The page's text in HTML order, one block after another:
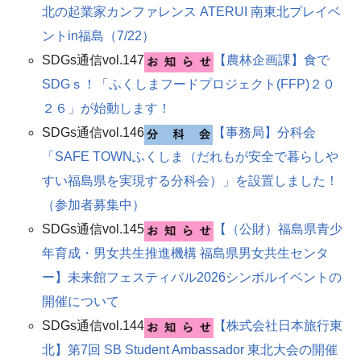
北の起業家カンファレンス ATERUI 南東北プレイベ
ントin福島（7/22）
SDGs通信vol.147
【農林企画課】食で
SDGｓ！「ふくしまフードプロジェクト(FFP)２０
２６」が始動します！
SDGs通信vol.146
【事務局】分科会
「SAFE TOWNふくしま（だれもが安全で暮らしや
すい福島県を実現する分科会）」を設置しました！
（参加者募集中）
SDGs通信vol.145
【（公財）福島県青少
年育成・男女共生推進機構 福島県男女共生センタ
ー】未来館フェスティバル2026シンボルイベントの
開催について
SDGs通信vol.144
【株式会社日本旅行東
北】第7回 SB Student Ambassador 東北大会の開催